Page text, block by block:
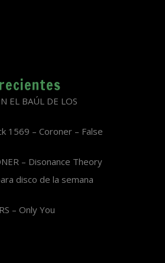
EL BAÚL DE LOS
1569 – Coroner – False
– Disonance Theory
disco de la semana
– Only You